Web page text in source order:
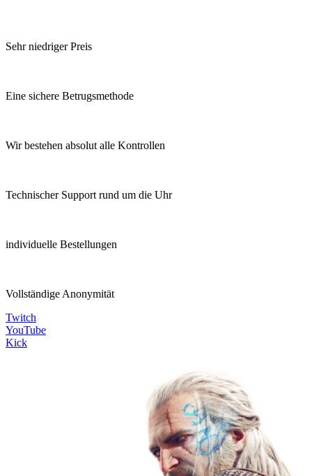
Sehr niedriger Preis
Eine sichere Betrugsmethode
Wir bestehen absolut alle Kontrollen
Technischer Support rund um die Uhr
individuelle Bestellungen
Vollständige Anonymität
Twitch
YouTube
Kick